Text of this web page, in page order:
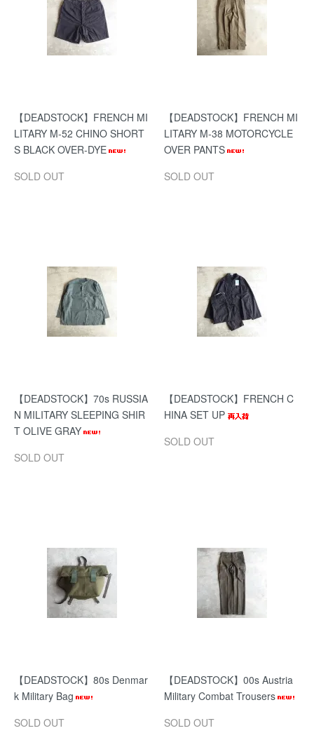
【DEADSTOCK】FRENCH MI
LITARY M-52 CHINO SHORT
S BLACK OVER-DYE
SOLD OUT
【DEADSTOCK】FRENCH MI
LITARY M-38 MOTORCYCLE
OVER PANTS
SOLD OUT
【DEADSTOCK】70s RUSSIA
N MILITARY SLEEPING SHIR
T OLIVE GRAY
SOLD OUT
【DEADSTOCK】FRENCH C
HINA SET UP
SOLD OUT
【DEADSTOCK】80s Denmar
k Military Bag
SOLD OUT
【DEADSTOCK】00s Austria
Military Combat Trousers
SOLD OUT